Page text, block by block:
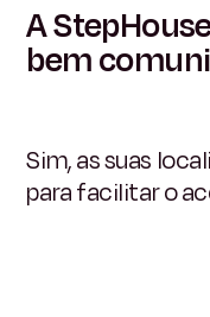
A
bem
Sim, as suas
para facilitar o